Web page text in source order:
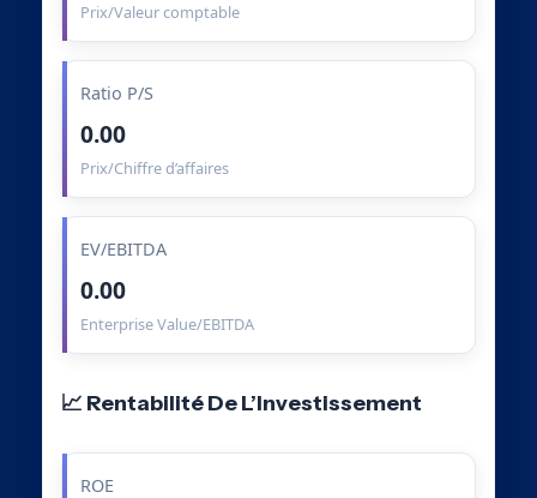
Prix/Valeur comptable
Ratio P/S
0.00
Prix/Chiffre d’affaires
EV/EBITDA
0.00
Enterprise Value/EBITDA
📈 Rentabilité De L’Investissement
ROE